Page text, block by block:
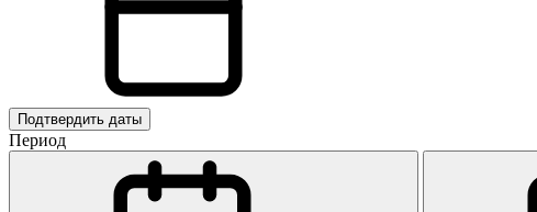
Подтвердить даты
Период